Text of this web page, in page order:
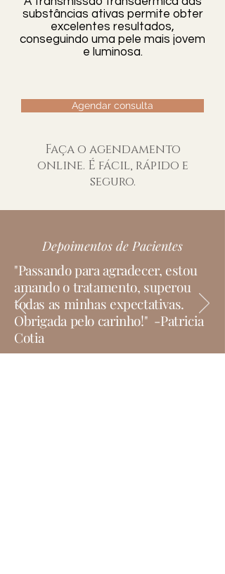
a biópsia.
substâncias ativas permite obter
excelentes resultados,
conseguindo uma pele mais jovem
e luminosa.
Agendar consulta
Faça o agendamento
online. É fácil, rápido e
seguro.
Depoimentos de Pacientes
"Passando para agradecer, estou
amando o tratamento, superou
todas as minhas expectativas.
Obrigada pelo carinho!" -Patricia
Cotia